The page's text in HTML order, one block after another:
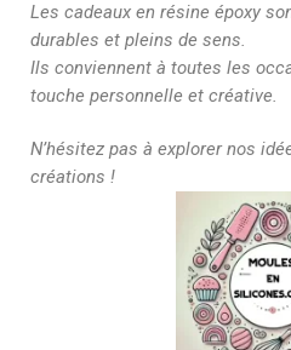
Les cadeaux en résine époxy
durables et pleins de sens.
Ils conviennent à toutes les
touche personnelle et créative.
N’hésitez pas à explorer nos
créations !